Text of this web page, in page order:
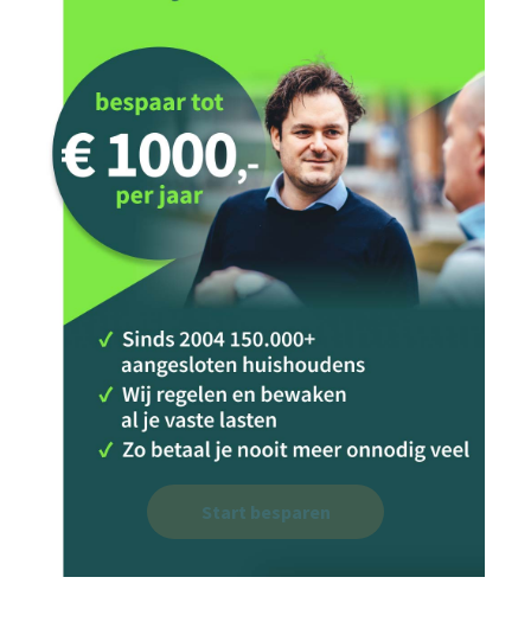
Start besparen